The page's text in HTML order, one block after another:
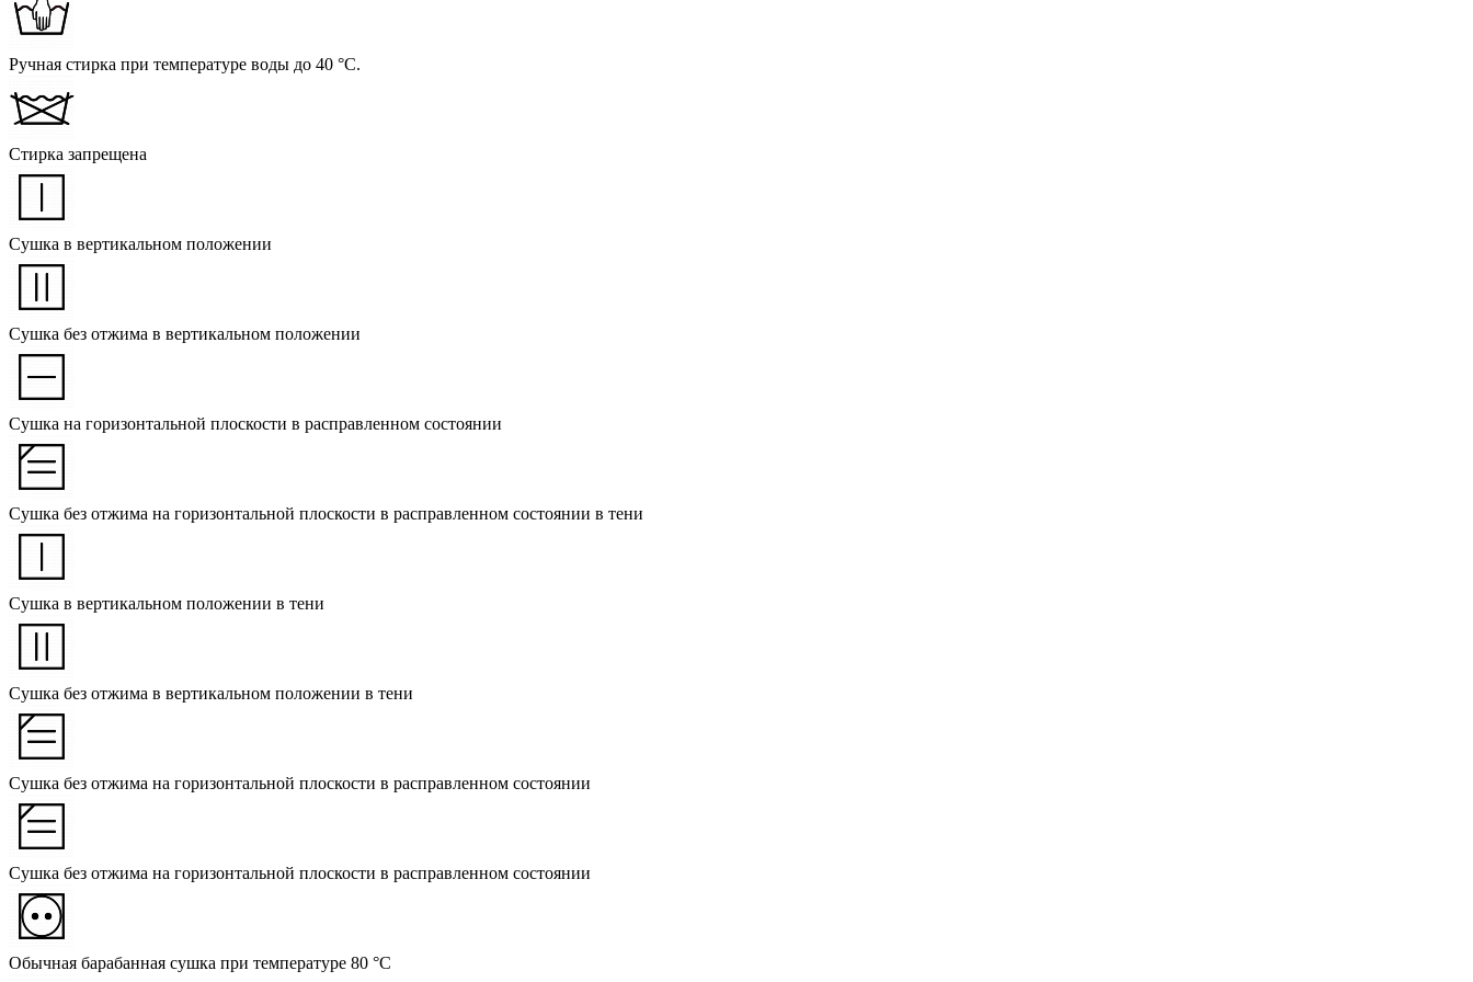
Ручная стирка при температуре воды до 40 °C.
Стирка запрещена
Сушка в вертикальном положении
Сушка без отжима в вертикальном положении
Сушка на горизонтальной плоскости в расправленном состоянии
Сушка без отжима на горизонтальной плоскости в расправленном состоянии в тени
Сушка в вертикальном положении в тени
Сушка без отжима в вертикальном положении в тени
Сушка без отжима на горизонтальной плоскости в расправленном состоянии
Сушка без отжима на горизонтальной плоскости в расправленном состоянии
Обычная барабанная сушка при температуре 80 °C